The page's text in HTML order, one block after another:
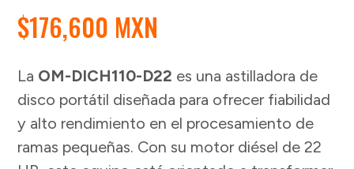
$176,600 MXN
La OM-DICH110-D22 es una astilladora de
disco portátil diseñada para ofrecer fiabilidad
y alto rendimiento en el procesamiento de
ramas pequeñas. Con su motor diésel de 22